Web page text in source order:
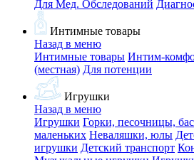
Для Мед. Обследований
Интимные товары
Назад в меню
Интимные товары Интим-
(местная) Для потенции
Игрушки
Назад в меню
Игрушки Горки, песочницы,
маленьких Неваляшки, юлы
игрушки Детский транспорт